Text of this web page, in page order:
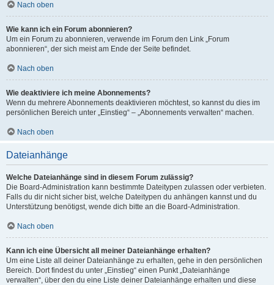
Nach oben
Wie kann ich ein Forum abonnieren?
Um ein Forum zu abonnieren, verwende im Forum den Link „Forum
abonnieren“, der sich meist am Ende der Seite befindet.
Nach oben
Wie deaktiviere ich meine Abonnements?
Wenn du mehrere Abonnements deaktivieren möchtest, so kannst du dies im
persönlichen Bereich unter „Einstieg“ – „Abonnements verwalten“ machen.
Nach oben
Dateianhänge
Welche Dateianhänge sind in diesem Forum zulässig?
Die Board-Administration kann bestimmte Dateitypen zulassen oder verbieten.
Falls du dir nicht sicher bist, welche Dateitypen du anhängen kannst und du
Unterstützung benötigst, wende dich bitte an die Board-Administration.
Nach oben
Kann ich eine Übersicht all meiner Dateianhänge erhalten?
Um eine Liste all deiner Dateianhänge zu erhalten, gehe in den persönlichen
Bereich. Dort findest du unter „Einstieg“ einen Punkt „Dateianhänge
verwalten“, über den du eine Liste deiner Dateianhänge erhalten und diese